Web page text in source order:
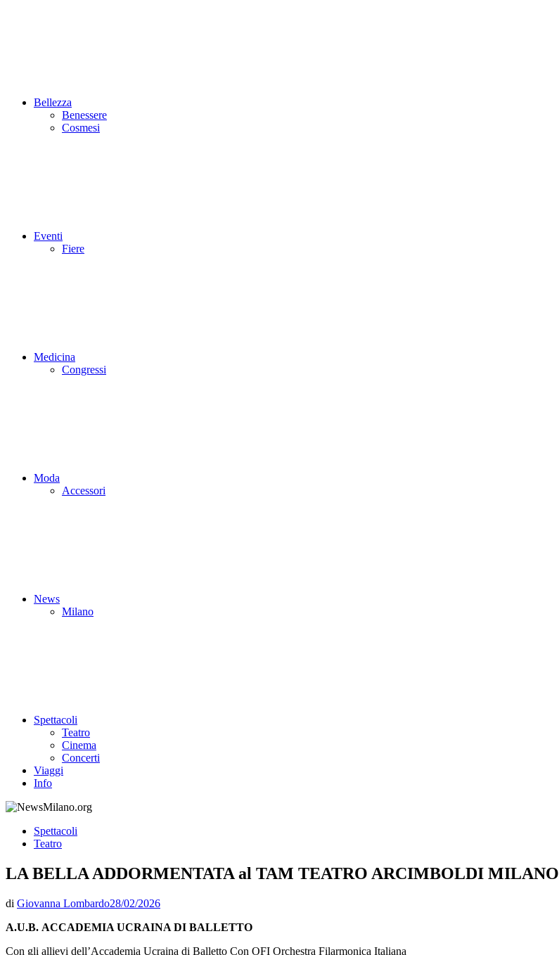
Bellezza
Benessere
Cosmesi
Eventi
Fiere
Medicina
Congressi
Moda
Accessori
News
Milano
Spettacoli
Teatro
Cinema
Concerti
Viaggi
Info
Spettacoli
Teatro
LA BELLA ADDORMENTATA al TAM TEATRO ARCIMBOLDI MILANO
di Giovanna Lombardo28/02/2026
A.U.B. ACCADEMIA UCRAINA DI BALLETTO
Con gli allievi dell’Accademia Ucraina di Balletto Con OFI Orchestra Filarmonica Italiana